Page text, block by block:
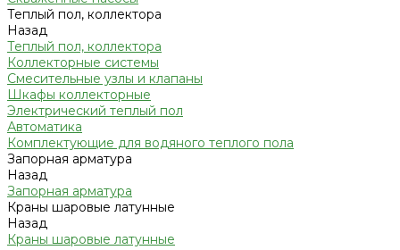
Теплый пол, коллектора
Назад
Теплый пол, коллектора
Коллекторные системы
Смесительные узлы и клапаны
Шкафы коллекторные
Электрический теплый пол
Автоматика
Комплектующие для водяного теплого пола
Запорная арматура
Назад
Запорная арматура
Краны шаровые латунные
Назад
Краны шаровые латунные